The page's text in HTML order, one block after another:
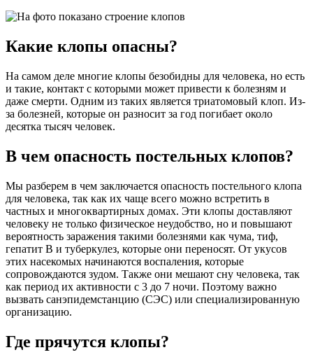
Какие клопы опасны?
На самом деле многие клопы безобидны для человека, но есть
и такие, контакт с которыми может привести к болезням и
даже смерти. Одним из таких является триатомовый клоп. Из-
за болезней, которые он разносит за год погибает около
десятка тысяч человек.
В чем опасность постельных клопов?
Мы разберем в чем заключается опасность постельного клопа
для человека, так как их чаще всего можно встретить в
частных и многоквартирных домах. Эти клопы доставляют
человеку не только физическое неудобство, но и повышают
вероятность заражения такими болезнями как чума, тиф,
гепатит В и туберкулез, которые они переносят. От укусов
этих насекомых начинаются воспаления, которые
сопровождаются зудом. Также они мешают сну человека, так
как период их активности с 3 до 7 ночи. Поэтому важно
вызвать санэпидемстанцию (СЭС) или специализированную
организацию.
Где прячутся клопы?